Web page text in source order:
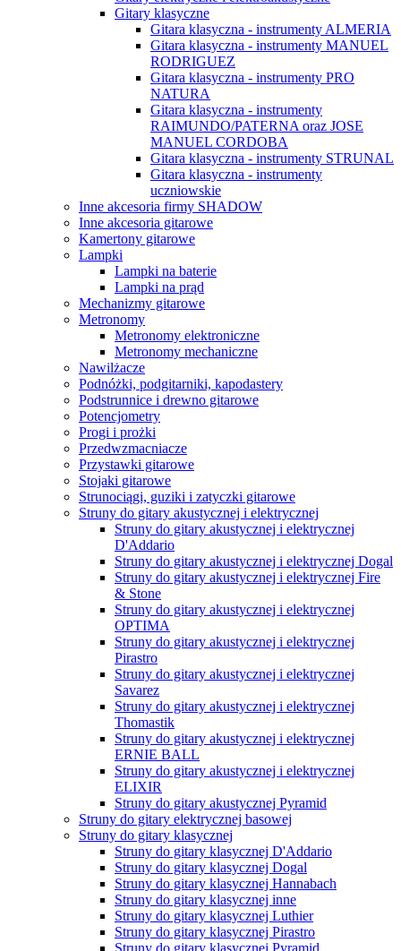
Gitary klasyczne
Gitara klasyczna - instrumenty ALMERIA
Gitara klasyczna - instrumenty MANUEL
RODRIGUEZ
Gitara klasyczna - instrumenty PRO
NATURA
Gitara klasyczna - instrumenty
RAIMUNDO/PATERNA oraz JOSE
MANUEL CORDOBA
Gitara klasyczna - instrumenty STRUNAL
Gitara klasyczna - instrumenty
uczniowskie
Inne akcesoria firmy SHADOW
Inne akcesoria gitarowe
Kamertony gitarowe
Lampki
Lampki na baterie
Lampki na prąd
Mechanizmy gitarowe
Metronomy
Metronomy elektroniczne
Metronomy mechaniczne
Nawilżacze
Podnóżki, podgitarniki, kapodastery
Podstrunnice i drewno gitarowe
Potencjometry
Progi i prożki
Przedwzmacniacze
Przystawki gitarowe
Stojaki gitarowe
Strunociągi, guziki i zatyczki gitarowe
Struny do gitary akustycznej i elektrycznej
Struny do gitary akustycznej i elektrycznej
D'Addario
Struny do gitary akustycznej i elektrycznej Dogal
Struny do gitary akustycznej i elektrycznej Fire
& Stone
Struny do gitary akustycznej i elektrycznej
OPTIMA
Struny do gitary akustycznej i elektrycznej
Pirastro
Struny do gitary akustycznej i elektrycznej
Savarez
Struny do gitary akustycznej i elektrycznej
Thomastik
Struny do gitary akustycznej i elektrycznej
ERNIE BALL
Struny do gitary akustycznej i elektrycznej
ELIXIR
Struny do gitary akustycznej Pyramid
Struny do gitary elektrycznej basowej
Struny do gitary klasycznej
Struny do gitary klasycznej D'Addario
Struny do gitary klasycznej Dogal
Struny do gitary klasycznej Hannabach
Struny do gitary klasycznej inne
Struny do gitary klasycznej Luthier
Struny do gitary klasycznej Pirastro
Struny do gitary klasycznej Pyramid